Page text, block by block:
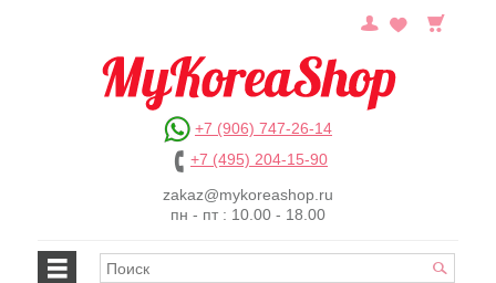
+7 (906) 747-26-14
+7 (495) 204-15-90
zakaz@mykoreashop.ru
пн - пт : 10.00 - 18.00